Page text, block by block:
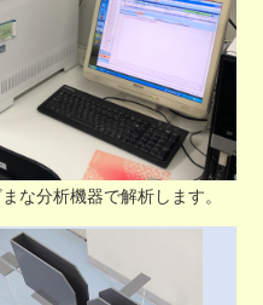
な分析機器で解析します。